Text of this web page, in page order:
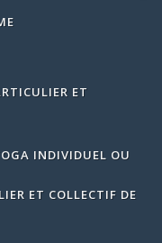
ET
INDIVIDUEL OU
ET COLLECTIF DE